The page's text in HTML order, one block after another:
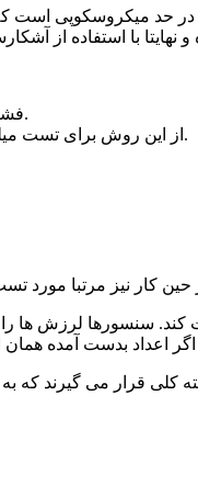
فشار در این روش در محدوده ی ۲۰ بار است.
از این روش برای تست میله های سوخت هسته ای استفاده می شود.
سنسورها لرزش ها را